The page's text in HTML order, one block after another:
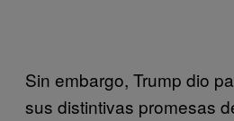
Sin embargo, Trump dio
sus distintivas promesas